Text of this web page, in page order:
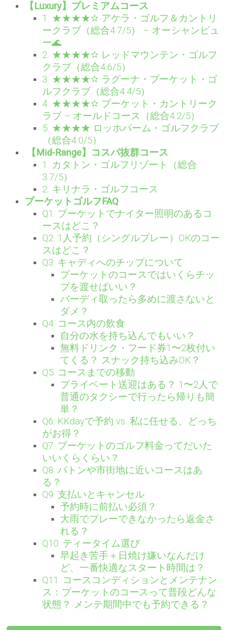
【Luxury】プレミアムコース
1. ★★★★✫ アケラ・ゴルフ＆カントリ
ークラブ（総合4.7/5） – オーシャンビュ
ー🌊
2. ★★★★✫ レッドマウンテン・ゴルフ
クラブ（総合4.6/5）
3. ★★★★✫ ラグーナ・プーケット・ゴ
ルフクラブ（総合4.4/5）
4. ★★★★✫ プーケット・カントリーク
ラブ – オールドコース（総合4.2/5）
5. ★★★★ ロッホパーム・ゴルフクラブ
（総合4.0/5）
【Mid-Range】コスパ抜群コース
1. カタトン・ゴルフリゾート（総合
3.7/5）
2. キリナラ・ゴルフコース
プーケットゴルフFAQ
Q1: プーケットでナイター照明のあるコ
ースはどこ？
Q2: 1人予約（シングルプレー）OKのコー
スはどこ？
Q3: キャディへのチップについて
プーケットのコースではいくらチッ
プを渡せばいい？
バーディ取ったら多めに渡さないと
ダメ？
Q4: コース内の飲食
自分の水を持ち込んでもいい？
無料ドリンク・フード券1〜2枚付い
てくる？ スナック持ち込みOK？
Q5: コースまでの移動
プライベート送迎はある？ 1〜2人で
普通のタクシーで行ったら帰りも簡
単？
Q6: KKdayで予約 vs. 私に任せる、どっち
がお得？
Q7: プーケットのゴルフ料金ってだいた
いいくらくらい？
Q8: パトンや市街地に近いコースはあ
る？
Q9: 支払いとキャンセル
予約時に前払い必須？
大雨でプレーできなかったら返金さ
れる？
Q10: ティータイム選び
早起き苦手＋日焼け嫌いなんだけ
ど、一番快適なスタート時間は？
Q11: コースコンディションとメンテナン
ス：プーケットのコースって普段どんな
状態？ メンテ期間中でも予約できる？